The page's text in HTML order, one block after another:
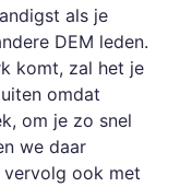
als je
DEM leden.
komt, zal het je
omdat
om je zo snel
we daar
ook met